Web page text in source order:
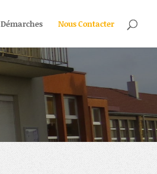
Démarches Nous Contacter